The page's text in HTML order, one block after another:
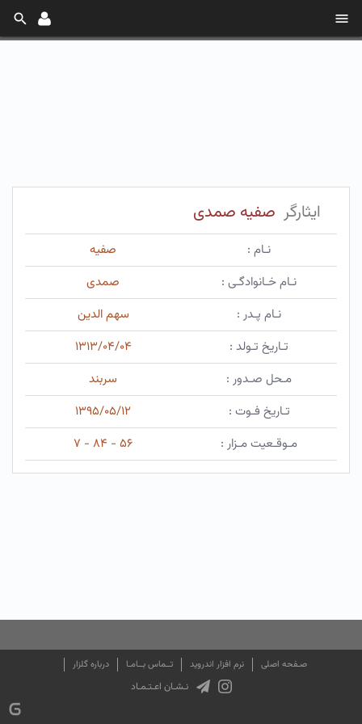
ایثارگر صفیه صمدی
نـام :
صفیه
نـام خـانوادگـی :
صمدی
نـام پـدر :
سهم الدین
تـاریخ تـولد :
۱۳۱۳/۰۴/۰۴
مـحل صـدور :
سربند
تـاریخ فـوت :
۱۳۹۵/۰۵/۱۲
مـوقـعیت مـزار :
۵۶ - ۸۴ - ۷
صـفحه اصلی نرم افزار اندروید تــماس بــامـا درباره گلزار
نـشـان اعـتـمـاد